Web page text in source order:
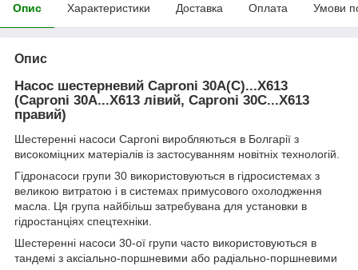
Опис Характеристики Доставка Оплата Умови
Опис
Насос шестерневий Caproni 30A(C)...X613
(Caproni 30A...X613 лівий, Caproni 30C...X613
правий)
Шестеренні насоси Caproni виробляються в Болгарії з
високоміцних матеріалів із застосуванням новітніх технологій.
Гідронасоси групи 30 використовуються в гідросистемах з
великою витратою і в системах примусового охолодження
масла. Ця група найбільш затребувана для установки в
гідростанціях спецтехніки.
Шестеренні насоси 30-ої групи часто використовуються в
тандемі з аксіально-поршневими або радіально-поршневими